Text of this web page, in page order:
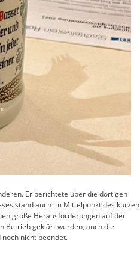
Er berichtete über die dortigen
stand auch im Mittelpunkt des kurzen
große Herausforderungen auf der
Betrieb geklärt werden, auch die
nicht beendet.